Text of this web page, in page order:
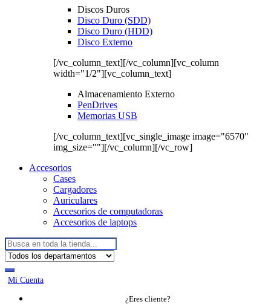
Discos Duros
Disco Duro (SDD)
Disco Duro (HDD)
Disco Externo
[/vc_column_text][/vc_column][vc_column
width="1/2"][vc_column_text]
Almacenamiento Externo
PenDrives
Memorias USB
[/vc_column_text][vc_single_image image="6570"
img_size=""][/vc_column][/vc_row]
Accesorios
Cases
Cargadores
Auriculares
Accesorios de computadoras
Accesorios de laptops
Buscar:
Mi Cuenta
¿Eres cliente?